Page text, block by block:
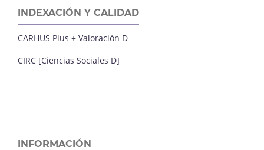
INDEXACIÓN Y CALIDAD
CARHUS Plus + Valoración D
CIRC [Ciencias Sociales D]
INFORMACIÓN